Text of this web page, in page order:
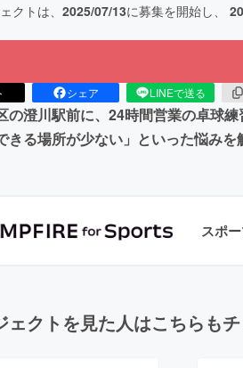
クトは、 2025/07/13に募集を開始し、
シェア LINEで送る
の澄川駅前に、24時間営業の卓球
きる場所が少ない」といった悩み
スポ
ェクトを見た人はこちらも